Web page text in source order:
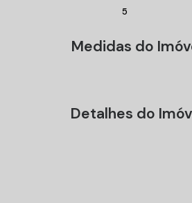
prévio aviso 5
Medidas do
Detalhes do